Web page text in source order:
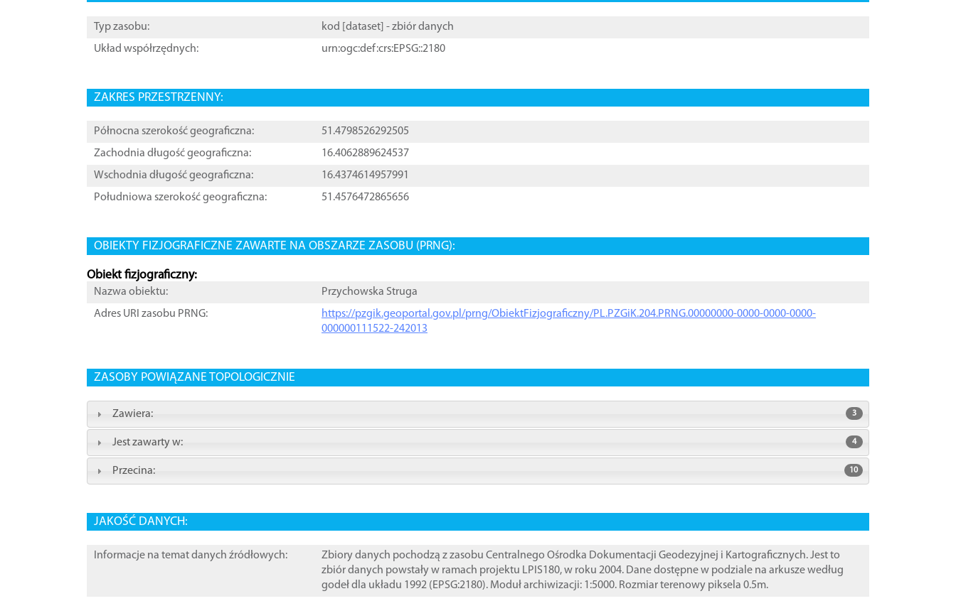
Typ zasobu: kod [ dataset ] - zbiór danych
Układ współrzędnych:
urn:ogc:def:crs:EPSG::2180
ZAKRES PRZESTRZENNY:
Północna szerokość geograficzna:
51.4798526292505
Zachodnia długość geograficzna:
16.4062889624537
Wschodnia długość geograficzna:
16.4374614957991
Południowa szerokość geograficzna:
51.4576472865656
OBIEKTY FIZJOGRAFICZNE ZAWARTE NA OBSZARZE ZASOBU (PRNG):
Obiekt fizjograficzny:
Nazwa obiektu:
Przychowska Struga
Adres URI zasobu PRNG:
https://pzgik.geoportal.gov.pl/prng/ObiektFizjograficzny/PL.PZGiK.204.PRNG.00000000-0000-0000-0000-
000000111522-242013
ZASOBY POWIĄZANE TOPOLOGICZNIE
Zawiera: 3
Jest zawarty w: 4
Przecina: 10
JAKOŚĆ DANYCH:
Informacje na temat danych źródłowych:
Zbiory danych pochodzą z zasobu Centralnego Ośrodka Dokumentacji Geodezyjnej i Kartograficznych. Jest to
zbiór danych powstały w ramach projektu LPIS180, w roku 2004. Dane dostępne w podziale na arkusze według
godeł dla układu 1992 (EPSG:2180). Moduł archiwizacji: 1:5000. Rozmiar terenowy piksela 0.5m.